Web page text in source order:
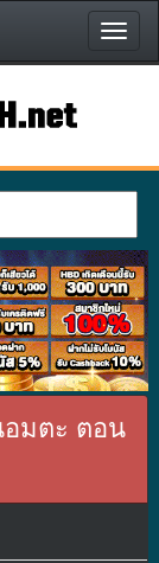
หน้า
แรก
อมตะ ตอน